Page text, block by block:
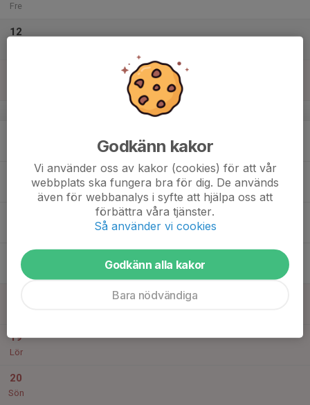
Fre
12
v.16
17
Tor
19
Lör
20
Sön
Godkänn kakor
Vi använder oss av kakor (cookies) för att vår
webbplats ska fungera bra för dig. De används
även för webbanalys i syfte att hjälpa oss att
förbättra våra tjänster.
Så använder vi cookies
Godkänn alla kakor
Bara nödvändiga